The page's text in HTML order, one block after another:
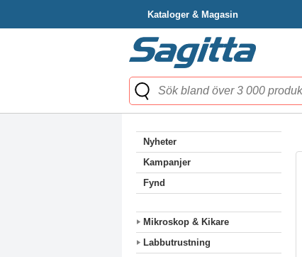
Kataloger & Magasin
Nyheter
Kampanjer
Fynd
Mikroskop & Kikare
Labbutrustning